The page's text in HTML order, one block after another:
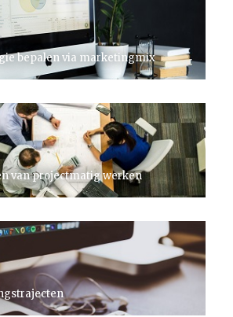
bepalen via marketingmix
van projectmatig werken